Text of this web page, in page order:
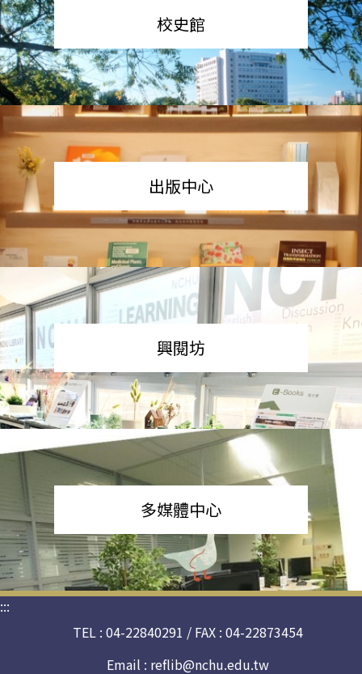
校史館
出版中心
興閱坊
多媒體中心
:::
TEL : 04-22840291 / FAX : 04-22873454
Email : reflib@nchu.edu.tw